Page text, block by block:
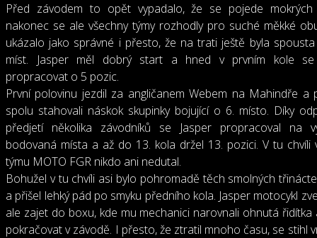
Před závodem to opět vypadalo, že se pojede mokrých
nakonec se ale všechny týmy rozhodly pro suché měkké
ukázalo jako správné i přesto, že na trati ještě byla
míst. Jasper měl dobrý start a hned v prvním kole se
propracovat o 5 pozic.
První polovinu jezdil za angličanem Webem na Mahindře a
spolu stahovali náskok skupinky bojující o 6. místo. Díky
předjetí několika závodníků se Jasper propracoval na
bodovaná místa a až do 13. kola držel 13. pozici. V tu chvíli
týmu MOTO FGR nikdo ani nedutal.
Bohužel v tu chvíli asi bylo pohromadě těch smolných
a přišel lehký pád po smyku předního kola. Jasper motocykl
ale zajet do boxu, kde mu mechanici narovnali ohnutá řidítka
pokračovat v závodě. I přesto, že ztratil mnoho času, se stihl